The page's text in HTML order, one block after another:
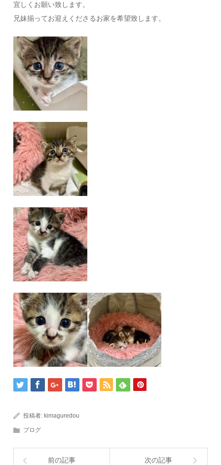
宜しくお願い致します。
兄妹揃ってお迎えくださるお家を希望致します。
投稿者: kimaguredou
ブログ
前の記事 次の記事